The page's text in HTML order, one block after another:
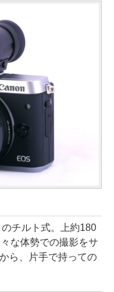
チルト式。上約180
な体勢での撮影をサ
ら、片手で持っての